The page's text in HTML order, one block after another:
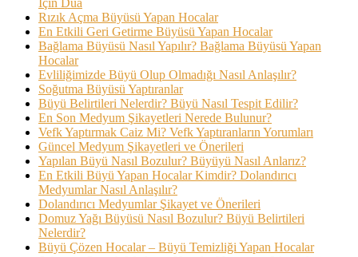
İçin Dua
Rızık Açma Büyüsü Yapan Hocalar
En Etkili Geri Getirme Büyüsü Yapan Hocalar
Bağlama Büyüsü Nasıl Yapılır? Bağlama Büyüsü Yapan
Hocalar
Evliliğimizde Büyü Olup Olmadığı Nasıl Anlaşılır?
Soğutma Büyüsü Yaptıranlar
Büyü Belirtileri Nelerdir? Büyü Nasıl Tespit Edilir?
En Son Medyum Şikayetleri Nerede Bulunur?
Vefk Yaptırmak Caiz Mi? Vefk Yaptıranların Yorumları
Güncel Medyum Şikayetleri ve Önerileri
Yapılan Büyü Nasıl Bozulur? Büyüyü Nasıl Anlarız?
En Etkili Büyü Yapan Hocalar Kimdir? Dolandırıcı
Medyumlar Nasıl Anlaşılır?
Dolandırıcı Medyumlar Şikayet ve Önerileri
Domuz Yağı Büyüsü Nasıl Bozulur? Büyü Belirtileri
Nelerdir?
Büyü Çözen Hocalar – Büyü Temizliği Yapan Hocalar